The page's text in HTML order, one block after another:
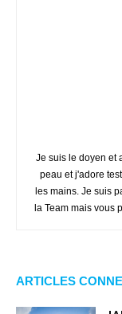
Je suis le doyen et
peau et j'adore
les mains. Je suis
la Team mais vous
ARTICLES